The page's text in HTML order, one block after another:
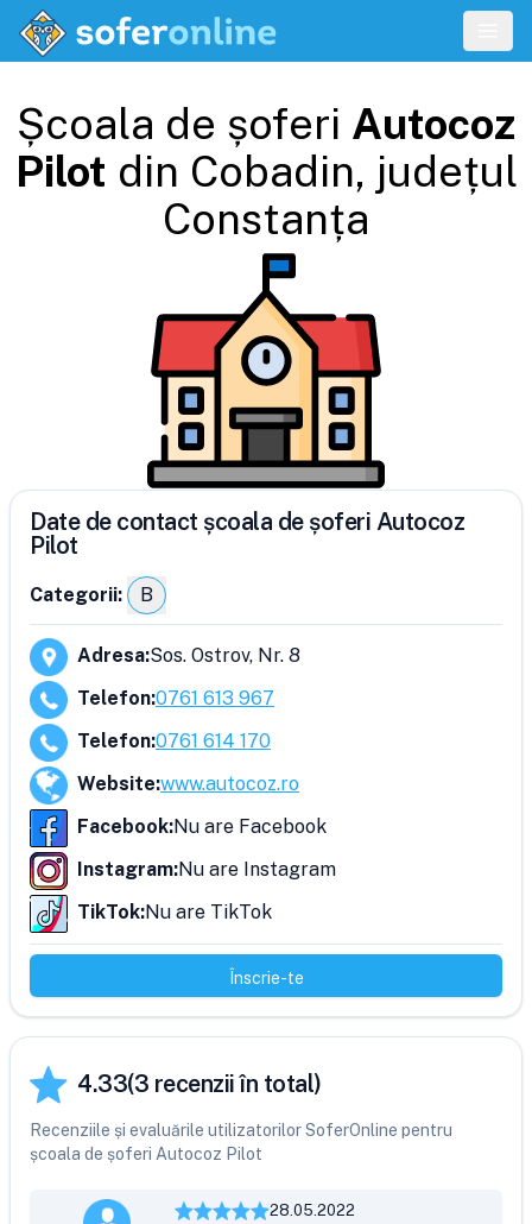
Școala de șoferi Autocoz
Pilot din Cobadin, județul
Constanța
Date de contact școala de șoferi Autocoz
Pilot
Categorii: B
Adresa:Sos. Ostrov, Nr. 8
Telefon:0761 613 967
Telefon:0761 614 170
Website:www.autocoz.ro
Facebook:Nu are Facebook
Instagram:Nu are Instagram
TikTok:Nu are TikTok
Înscrie-te
4.33(3 recenzii în total)
Recenziile și evaluările utilizatorilor SoferOnline pentru
școala de șoferi Autocoz Pilot
28.05.2022